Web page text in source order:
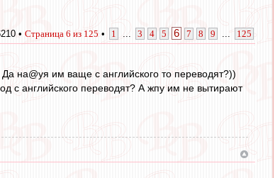
• Страница 6 из 125 • 1 3 4 5 6 7 8 9 125
на@уя им ваще с английского то переводят?))
с английского переводят? А жпу им не вытирают